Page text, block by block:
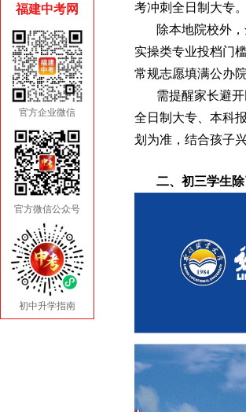
考冲刺全日制大专。
除本地院校外
实操类专业投档门
常规志愿填满公办
需提醒家长避
全日制大专、本科
划为准，结合孩子
二、初三学生
福建中考网
官方企业微信
官方微信公众号
初中升学指南